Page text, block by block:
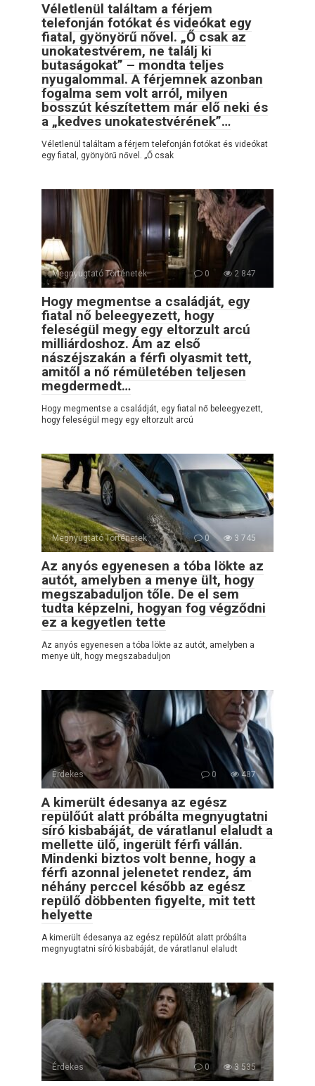
Véletlenül találtam a férjem
telefonján fotókat és videókat egy
fiatal, gyönyörű nővel. „Ő csak az
unokatestvérem, ne találj ki
butaságokat” – mondta teljes
nyugalommal. A férjemnek azonban
fogalma sem volt arról, milyen
bosszút készítettem már elő neki és
a „kedves unokatestvérének”…
Véletlenül találtam a férjem telefonján fotókat és videókat
egy fiatal, gyönyörű nővel. „Ő csak
Megnyugtató Történetek 0 2 847
Hogy megmentse a családját, egy
fiatal nő beleegyezett, hogy
feleségül megy egy eltorzult arcú
milliárdoshoz. Ám az első
nászéjszakán a férfi olyasmit tett,
amitől a nő rémületében teljesen
megdermedt…
Hogy megmentse a családját, egy fiatal nő beleegyezett,
hogy feleségül megy egy eltorzult arcú
Megnyugtató Történetek 0 3 745
Az anyós egyenesen a tóba lökte az
autót, amelyben a menye ült, hogy
megszabaduljon tőle. De el sem
tudta képzelni, hogyan fog végződni
ez a kegyetlen tette
Az anyós egyenesen a tóba lökte az autót, amelyben a
menye ült, hogy megszabaduljon
Érdekes 0 487
A kimerült édesanya az egész
repülőút alatt próbálta megnyugtatni
síró kisbabáját, de váratlanul elaludt a
mellette ülő, ingerült férfi vállán.
Mindenki biztos volt benne, hogy a
férfi azonnal jelenetet rendez, ám
néhány perccel később az egész
repülő döbbenten figyelte, mit tett
helyette
A kimerült édesanya az egész repülőút alatt próbálta
megnyugtatni síró kisbabáját, de váratlanul elaludt
Érdekes 0 3 535